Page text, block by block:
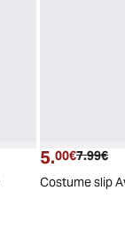
Prezzo
5.00€7.99€